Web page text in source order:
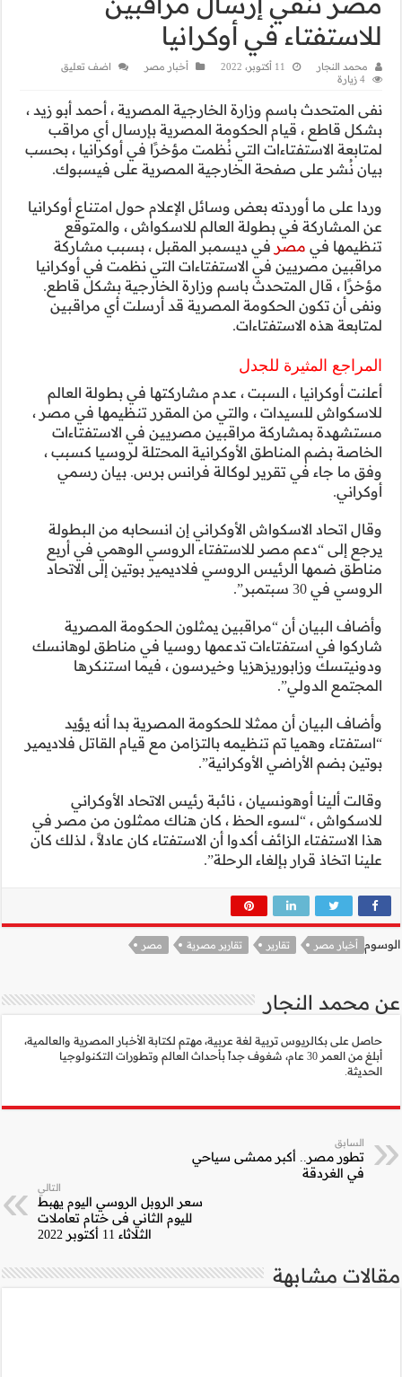
اضف تعليق
، أحمد أبو زيد ،
أي مراقب
في أوكرانيا ، بحسب
على فيسبوك.
امتناع أوكرانيا
، والمتوقع
بسبب مشاركة
في أوكرانيا
بشكل قاطع.
أي مراقبين
بطولة العالم
تنظيمها في مصر ،
الاستفتاءات
لروسيا كسبب ،
بيان رسمي
من البطولة
الوهمي في أربع
إلى الاتحاد
المصرية
مناطق لوهانسك
استنكرها
بدا أنه يؤيد
القاتل فلاديمير
الأوكراني
من مصر في
عادلاً ، لذلك كان
المصرية والعالمية،
وتطورات التكنولوجيا